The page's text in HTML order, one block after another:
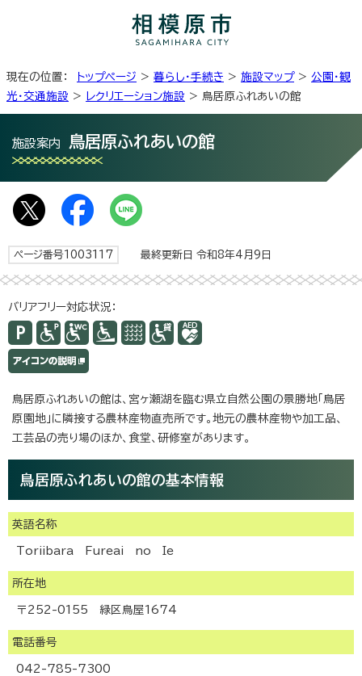
現在の位置： トップページ > 暮らし・手続き > 施設マップ> 公園・観
光・交通施設 > レクリエーション施設 > 鳥居原ふれあいの館
施設案内 鳥居原ふれあいの館
ページ番号1003117 最終更新日 令和8年4月9日
バリアフリー対応状況：
鳥居原ふれあいの館は、宮ヶ瀬湖を臨む県立自然公園の景勝地「鳥居
原園地」に隣接する農林産物直売所です。地元の農林産物や加工品、
工芸品の売り場のほか、食堂、研修室があります。
鳥居原ふれあいの館の基本情報
英語名称
Toriibara Fureai no Ie
所在地
〒252-0155 緑区鳥屋1674
電話番号
042-785-7300